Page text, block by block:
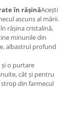
în rășinăAcești
ascuns al mării.
rășina cristalină,
minunile din
albastrul profund
o purtare
cât și pentru
strop din farmecul